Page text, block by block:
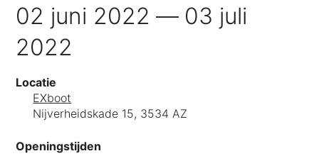
02 juni 2022
03 juli
2022
Locatie
EXboot
Nijverheidskade 15, 3534 AZ
Openingstijden